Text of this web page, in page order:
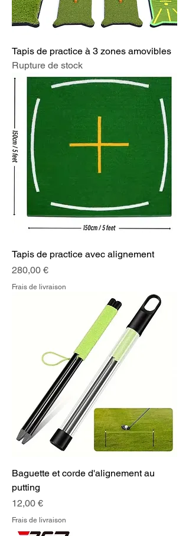
Tapis de practice à 3 zones amovibles
Rupture de stock
Tapis de practice avec alignement
Prix
280,00 €
Frais de livraison
Baguette et corde d'alignement au
putting
Prix
12,00 €
Frais de livraison